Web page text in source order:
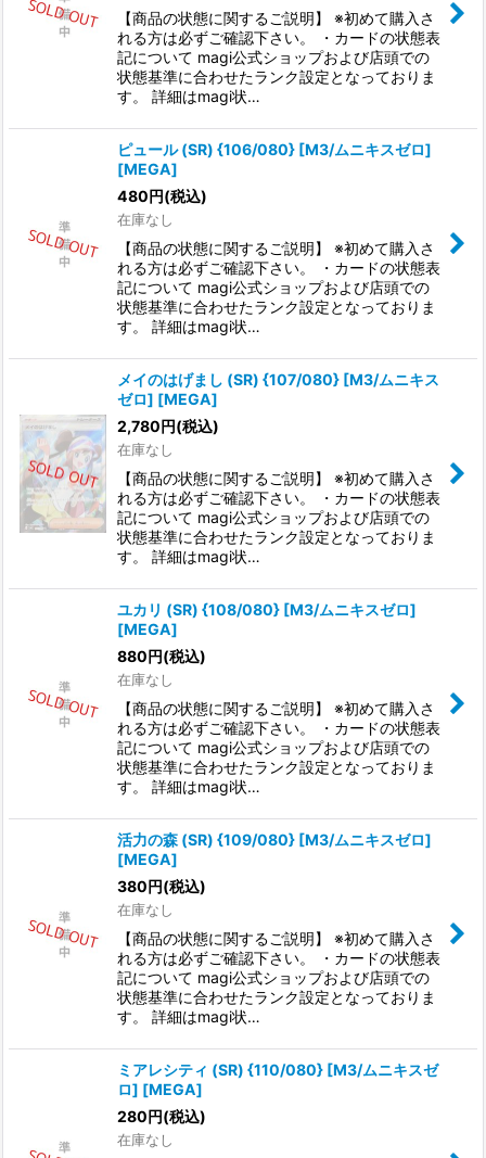
【商品の状態に関するご説明】 ※初めて購入さ
れる方は必ずご確認下さい。 ・カードの状態表
記について magi公式ショップおよび店頭での
状態基準に合わせたランク設定となっておりま
す。 詳細はmagi状…
ピュール (SR) {106/080} [M3/ムニキスゼロ]
[MEGA]
480円(税込)
在庫なし
【商品の状態に関するご説明】 ※初めて購入さ
れる方は必ずご確認下さい。 ・カードの状態表
記について magi公式ショップおよび店頭での
状態基準に合わせたランク設定となっておりま
す。 詳細はmagi状…
メイのはげまし (SR) {107/080} [M3/ムニキス
ゼロ] [MEGA]
2,780円(税込)
在庫なし
【商品の状態に関するご説明】 ※初めて購入さ
れる方は必ずご確認下さい。 ・カードの状態表
記について magi公式ショップおよび店頭での
状態基準に合わせたランク設定となっておりま
す。 詳細はmagi状…
ユカリ (SR) {108/080} [M3/ムニキスゼロ]
[MEGA]
880円(税込)
在庫なし
【商品の状態に関するご説明】 ※初めて購入さ
れる方は必ずご確認下さい。 ・カードの状態表
記について magi公式ショップおよび店頭での
状態基準に合わせたランク設定となっておりま
す。 詳細はmagi状…
活力の森 (SR) {109/080} [M3/ムニキスゼロ]
[MEGA]
380円(税込)
在庫なし
【商品の状態に関するご説明】 ※初めて購入さ
れる方は必ずご確認下さい。 ・カードの状態表
記について magi公式ショップおよび店頭での
状態基準に合わせたランク設定となっておりま
す。 詳細はmagi状…
ミアレシティ (SR) {110/080} [M3/ムニキスゼ
ロ] [MEGA]
280円(税込)
在庫なし